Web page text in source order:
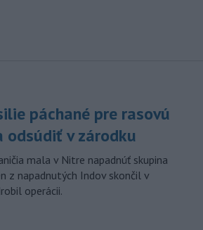
páchané pre rasovú
odsúdiť v zárodku
mala v Nitre napadnúť skupina
z napadnutých Indov skončil v
operácii.